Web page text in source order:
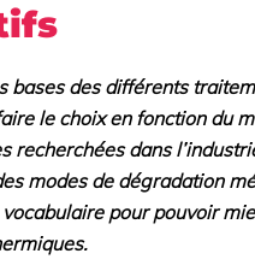
bases des différents
le choix en fonction du
recherchées dans
modes de dégradation
pour pouvoir